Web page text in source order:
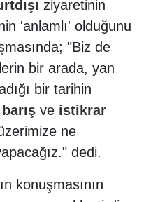
ziyaretinin
'anlamlı' olduğunu
"Biz de
bir arada, yan
bir tarihin
barış ve istikrar
ne
dedi.
konuşmasının